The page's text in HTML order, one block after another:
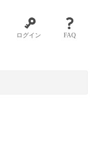
ログイン FAQ